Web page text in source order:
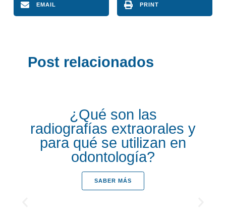
EMAIL PRINT
Post relacionados
¿Qué son las
radiografías extraorales y
para qué se utilizan en
odontología?
SABER MÁS